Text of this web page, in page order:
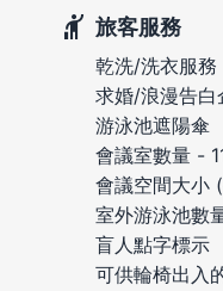
旅客服務
乾洗/洗衣服務
求婚/浪漫告白
游泳池遮陽傘
會議室數量 -
會議空間大小
室外游泳池數
盲人點字標示
可供輪椅出入